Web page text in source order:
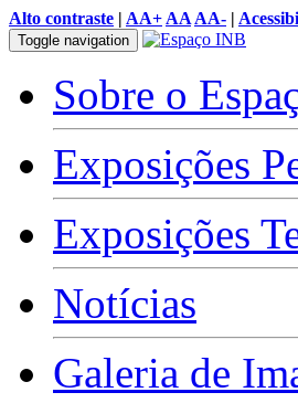
Alto contraste | AA+ AA AA- |
Toggle navigation
Sobre o
Exposições
Exposições
Notícias
Galeria de